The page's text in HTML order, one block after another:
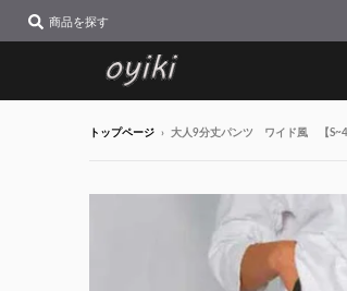
商品を探す
トップページ › 大人9分丈パンツ ワイド風 【